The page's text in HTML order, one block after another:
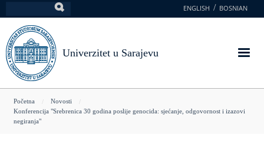
na
glavni
sadržaj
ENGLISH BOSNIAN
Univerzitet u Sarajevu
You
are
Početna
Novosti
Konferencija "Srebrenica 30 godina poslije genocida: sjećanje, odgovornost i izazovi
negiranja"